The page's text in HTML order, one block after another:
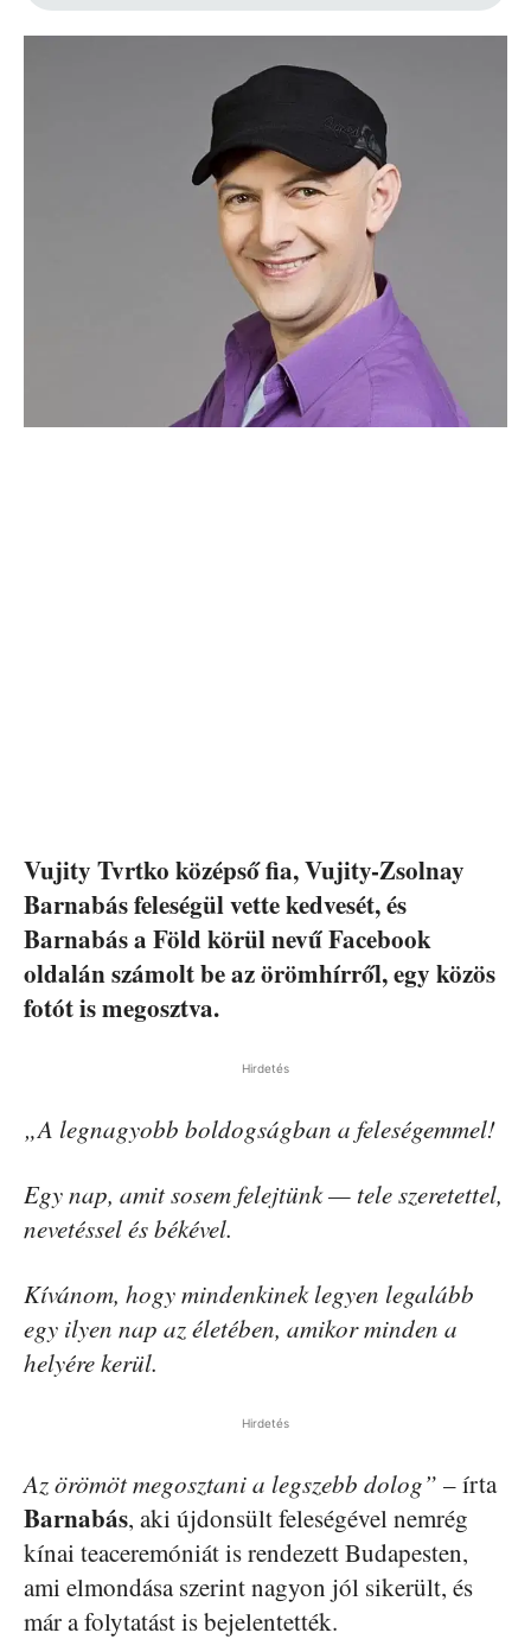
Vujity Tvrtko középső fia, Vujity-Zsolnay
Barnabás feleségül vette kedvesét, és
Barnabás a Föld körül nevű Facebook
oldalán számolt be az örömhírről, egy közös
fotót is megosztva.
Hirdetés
„A legnagyobb boldogságban a feleségemmel!
Egy nap, amit sosem felejtünk — tele szeretettel,
nevetéssel és békével.
Kívánom, hogy mindenkinek legyen legalább
egy ilyen nap az életében, amikor minden a
helyére kerül.
Hirdetés
Az örömöt megosztani a legszebb dolog” – írta
Barnabás, aki újdonsült feleségével nemrég
kínai teaceremóniát is rendezett Budapesten,
ami elmondása szerint nagyon jól sikerült, és
már a folytatást is bejelentették.